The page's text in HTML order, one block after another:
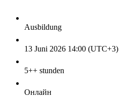
Ausbildung
13 Juni 2026 14:00 (UTC+3)
5++ stunden
Онлайн